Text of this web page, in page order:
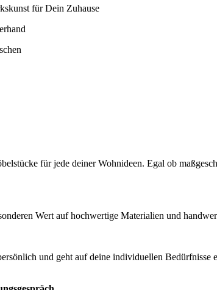
für Dein Zuhause
für jede deiner Wohnideen. Egal ob
Wert auf hochwertige Materialien und
und geht auf deine individuellen